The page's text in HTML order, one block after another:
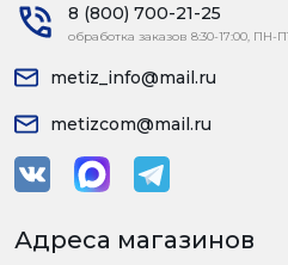
8 (800) 700-21-25
обработка заказов 8:30-17:00, ПН-
metiz_info@mail.ru
metizcom@mail.ru
Адреса магазинов